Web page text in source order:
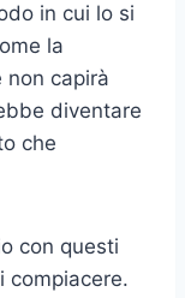
in cui lo si
la
non capirà
diventare
che
con questi
compiacere.